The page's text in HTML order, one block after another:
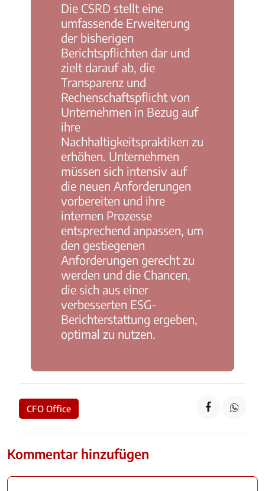
Die CSRD stellt eine
umfassende Erweiterung
der bisherigen
Berichtspflichten dar und
zielt darauf ab, die
Transparenz und
Rechenschaftspflicht von
Unternehmen in Bezug auf
ihre
Nachhaltigkeitspraktiken zu
erhöhen. Unternehmen
müssen sich intensiv auf
die neuen Anforderungen
vorbereiten und ihre
internen Prozesse
entsprechend anpassen, um
den gestiegenen
Anforderungen gerecht zu
werden und die Chancen,
die sich aus einer
verbesserten ESG-
Berichterstattung ergeben,
optimal zu nutzen.
CFO Office
Kommentar hinzufügen